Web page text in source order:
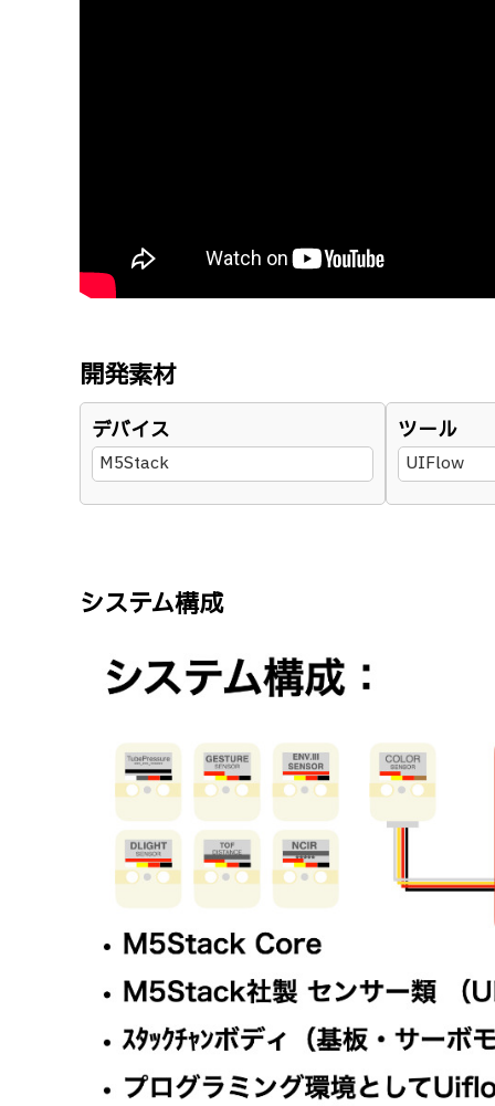
開発素材
デバイス
M5Stack
ツール
UIFlow
システム構成